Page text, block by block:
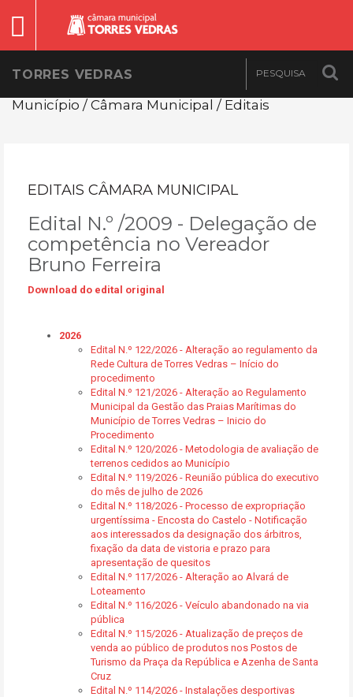
TORRES VEDRAS
Município / Câmara Municipal / Editais
EDITAIS CÂMARA MUNICIPAL
Edital N.º /2009 - Delegação de
competência no Vereador
Bruno Ferreira
Download do edital original
2026
Edital N.º 122/2026 - Alteração ao regulamento da
Rede Cultura de Torres Vedras – Início do
procedimento
Edital N.º 121/2026 - Alteração ao Regulamento
Municipal da Gestão das Praias Marítimas do
Município de Torres Vedras – Inicio do
Procedimento
Edital N.º 120/2026 - Metodologia de avaliação de
terrenos cedidos ao Município
Edital N.º 119/2026 - Reunião pública do executivo
do mês de julho de 2026
Edital N.º 118/2026 - Processo de expropriação
urgentíssima - Encosta do Castelo - Notificação
aos interessados da designação dos árbitros,
fixação da data de vistoria e prazo para
apresentação de quesitos
Edital N.º 117/2026 - Alteração ao Alvará de
Loteamento
Edital N.º 116/2026 - Veículo abandonado na via
pública
Edital N.º 115/2026 - Atualização de preços de
venda ao público de produtos nos Postos de
Turismo da Praça da República e Azenha de Santa
Cruz
Edital N.º 114/2026 - Instalações desportivas